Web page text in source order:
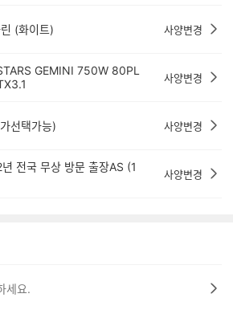
(화이트) 사양변경
GEMINI 750W 80PL
사양변경
선택가능) 사양변경
전국 무상 방문 출장AS (1
사양변경
세요.